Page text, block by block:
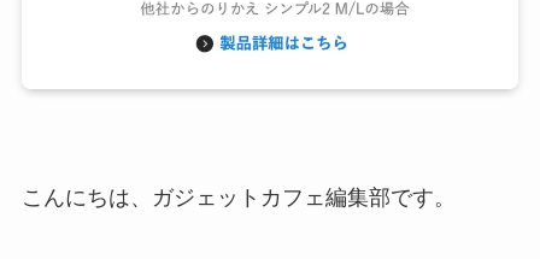
こんにちは、ガジェットカフェ編集部です。